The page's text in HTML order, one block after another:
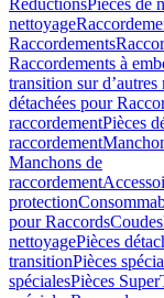
RéductionsPièces de
nettoyage
Raccordements
Raccordements à
transition sur d’autres
détachées pour
raccordementPièces
raccordement
Manchons de
raccordement
protection
pour RaccordsCoudes
nettoyagePièces
transitionPièces
spécialesPièces